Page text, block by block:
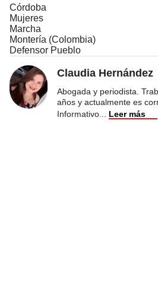
Córdoba
Mujeres
Marcha
Montería (Colombia)
Defensor Pueblo
Claudia Hernández
Abogada y periodista.
años y actualmente es
Informativo
Leer más